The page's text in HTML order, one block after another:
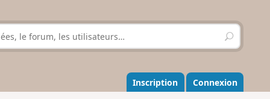
R
e
h
e
r
Inscription Connexion